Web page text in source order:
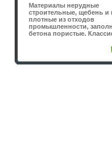
Материалы нерудные
строительные, щебень и
плотные из отходов
промышленности,
бетона пористые.